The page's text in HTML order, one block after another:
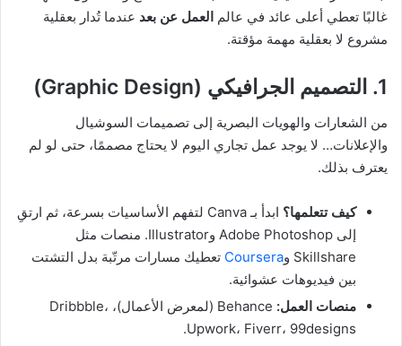
غالبًا تعطي أعلى عائد في عالم العمل عن بعد عندما تُدار بعقلية
مشروع لا بعقلية مهمة مؤقتة.
1. التصميم الجرافيكي (Graphic Design)
من الشعارات والهويات البصرية إلى تصميمات السوشيال
والإعلانات… لا يوجد عمل تجاري اليوم لا يحتاج مصممًا، حتى لو لم
يعترف بذلك.
كيف تتعلمها؟
ابدأ بـ Canva لتفهم الأساسيات بسرعة، ثم ارتقِ
إلى Adobe Photoshop وIllustrator. منصات مثل
Skillshare و
Coursera تعطيك مسارات مرتّبة بدل التشتت
بين فيديوهات عشوائية.
منصات العمل:
Behance (لمعرض الأعمال)، Dribbble،
Upwork، Fiverr، 99designs.